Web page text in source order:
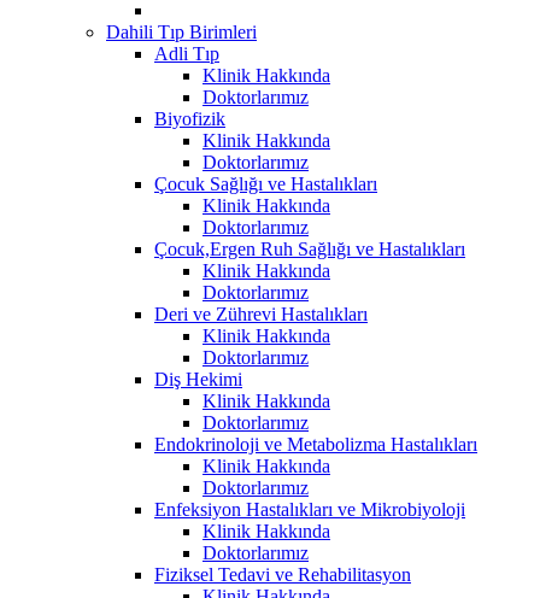
Dahili Tıp Birimleri
Adli Tıp
Klinik Hakkında
Doktorlarımız
Biyofizik
Klinik Hakkında
Doktorlarımız
Çocuk Sağlığı ve Hastalıkları
Klinik Hakkında
Doktorlarımız
Çocuk,Ergen Ruh Sağlığı ve Hastalıkları
Klinik Hakkında
Doktorlarımız
Deri ve Zührevi Hastalıkları
Klinik Hakkında
Doktorlarımız
Diş Hekimi
Klinik Hakkında
Doktorlarımız
Endokrinoloji ve Metabolizma Hastalıkları
Klinik Hakkında
Doktorlarımız
Enfeksiyon Hastalıkları ve Mikrobiyoloji
Klinik Hakkında
Doktorlarımız
Fiziksel Tedavi ve Rehabilitasyon